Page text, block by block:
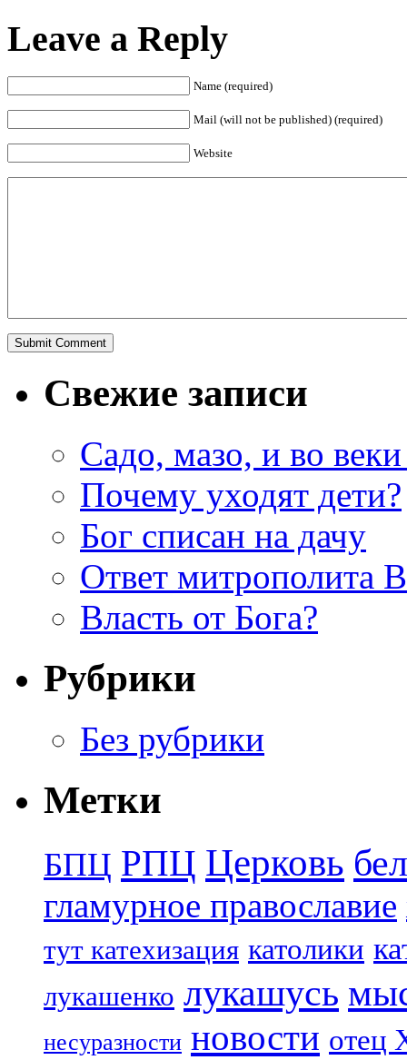
Leave a Reply
Name (required)
Mail (will not be published) (required)
Website
Свежие записи
Садо, мазо, и во веки
Почему уходят дети?
Бог списан на дачу
Ответ митрополита
Власть от Бога?
Рубрики
Без рубрики
Метки
БПЦ РПЦ Церковь
гламурное православие
тут катехизация католики
лукашенко лукашусь
несуразности новости отец